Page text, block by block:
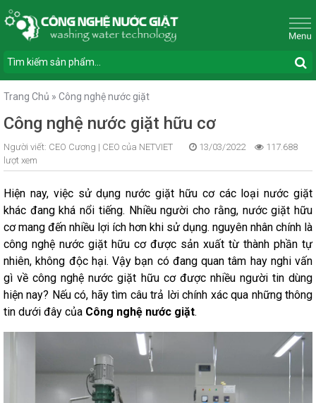
Trang Chủ » Công nghệ nước giặt
Công nghệ nước giặt hữu cơ
Người viết: CEO Cương | CEO của NETVIET 13/03/2022
117.688
lượt xem
Hiện nay, việc sử dụng nước giặt hữu cơ các loại nước giặt
khác đang khá nổi tiếng. Nhiều người cho rằng, nước giặt hữu
cơ mang đến nhiều lợi ích hơn khi sử dụng. nguyên nhân chính là
công nghệ nước giặt hữu cơ được sản xuất từ thành phần tự
nhiên, không độc hại. Vậy bạn có đang quan tâm hay nghi vấn
gì về công nghệ nước giặt hữu cơ được nhiều người tin dùng
hiện nay? Nếu có, hãy tìm câu trả lời chính xác qua những thông
tin dưới đây của Công nghệ nước giặt.